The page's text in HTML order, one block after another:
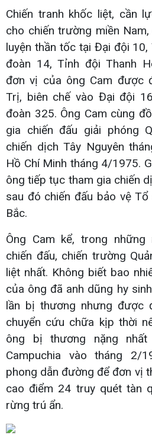
Chiến tranh khốc liệt, cần
cho chiến trường miền
luyện thần tốc tại Đại đội
đoàn 14, Tỉnh đội Thanh
đơn vị của ông Cam được
Trị, biên chế vào Đại đội
đoàn 325. Ông Cam cùng
gia chiến đấu giải phóng
chiến dịch Tây Nguyên
Hồ Chí Minh tháng 4/1975.
ông tiếp tục tham gia chiến
sau đó chiến đấu bảo vệ
Bắc.
Ông Cam kể, trong những
chiến đấu, chiến trường
liệt nhất. Không biết bao
của ông đã anh dũng hy
lần bị thương nhưng được
chuyển cứu chữa kịp thời
ông bị thương nặng
Campuchia vào tháng 2/
phong dẫn đường để đơn vị
cao điểm 24 truy quét tàn
rừng trú ẩn.